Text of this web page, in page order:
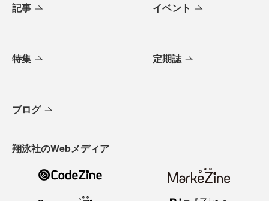
記事 イベント
特集 定期誌
ブログ
翔泳社のWebメディア